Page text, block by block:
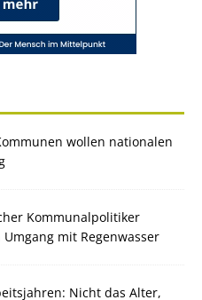
wollen nationalen
Kommunalpolitiker
mit Regenwasser
Nicht das Alter,